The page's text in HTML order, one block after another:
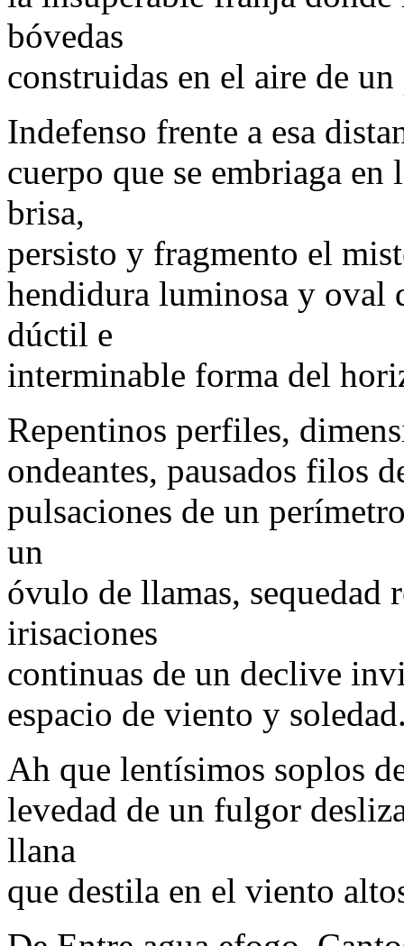
bóvedas
construidas en el aire de
Indefenso frente a esa
cuerpo que se embriaga en
brisa,
persisto y fragmento el
hendidura luminosa y oval
dúctil e
interminable forma del
Repentinos perfiles,
ondeantes, pausados filos
pulsaciones de un
un
óvulo de llamas, sequedad
irisaciones
continuas de un declive
espacio de viento y
Ah que lentísimos soplos
levedad de un fulgor
llana
que destila en el viento